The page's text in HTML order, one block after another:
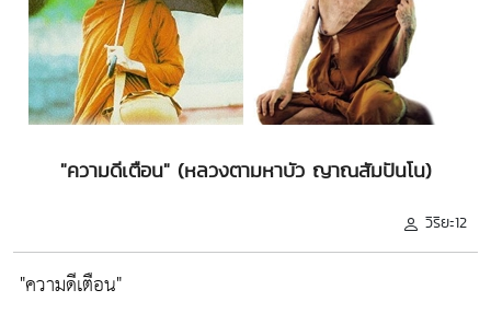
"ความดีเตือน" (หลวงตามหาบัว ญาณสัมปันโน)
วิริยะ12
"ความดีเตือน"